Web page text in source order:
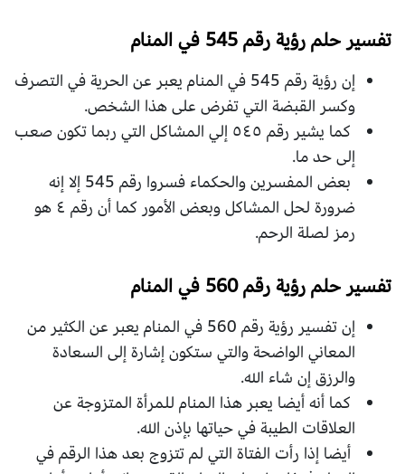
تفسير حلم رؤية رقم 545 في المنام
إن رؤية رقم 545 في المنام يعبر عن الحرية في التصرف
وكسر القبضة التي تفرض على هذا الشخص.
كما يشير رقم ٥٤٥ إلي المشاكل التي ربما تكون صعب
إلى حد ما.
بعض المفسرين والحكماء فسروا رقم 545 إلا إنه
ضرورة لحل المشاكل وبعض الأمور كما أن رقم ٤ هو
رمز لصلة الرحم.
تفسير حلم رؤية رقم 560 في المنام
إن تفسير رؤية رقم 560 في المنام يعبر عن الكثير من
المعاني الواضحة والتي ستكون إشارة إلى السعادة
والرزق إن شاء الله.
كما أنه أيضا يعبر هذا المنام للمرأة المتزوجة عن
العلاقات الطيبة في حياتها بإذن الله.
أيضا إذا رأت الفتاة التي لم تتزوج بعد هذا الرقم في